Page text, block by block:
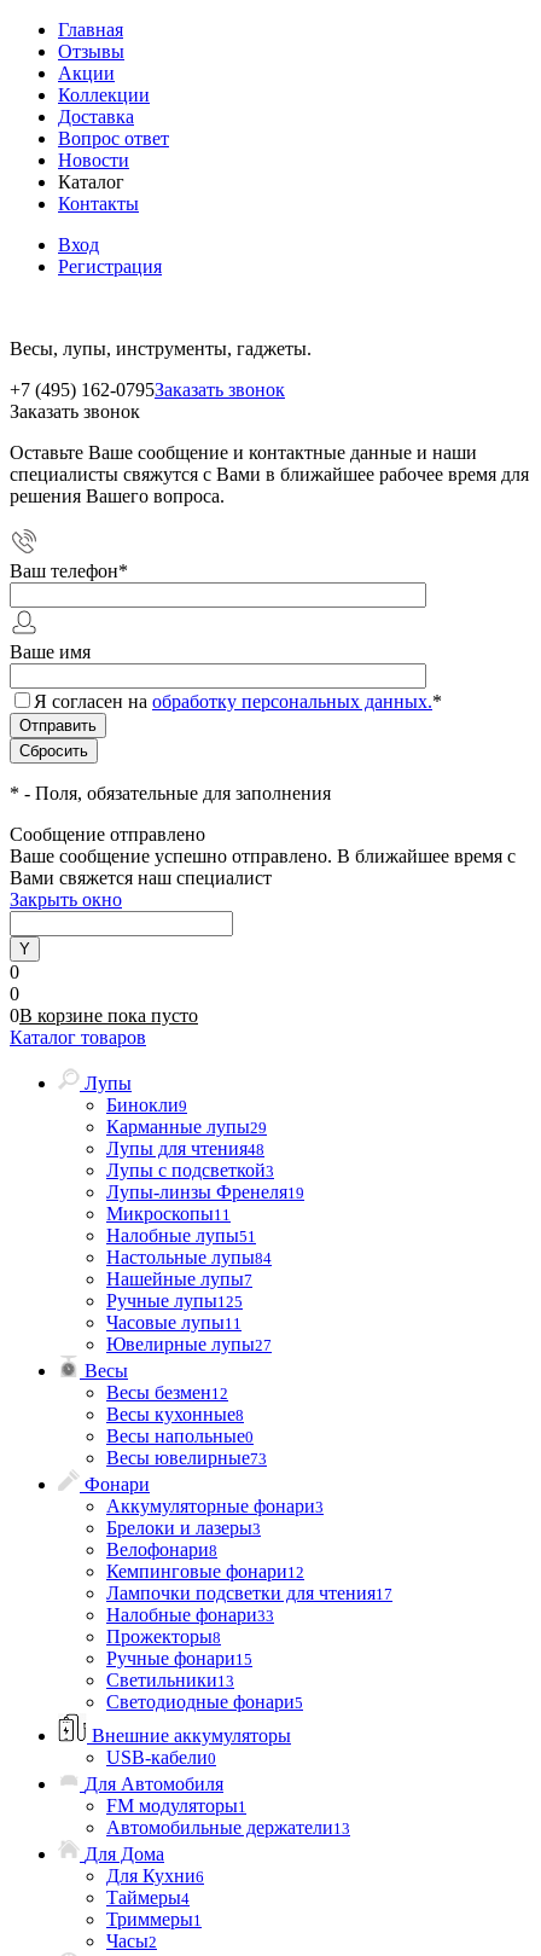
Главная
Отзывы
Акции
Коллекции
Доставка
Вопрос ответ
Новости
Каталог
Контакты
Вход
Регистрация
Весы, лупы, инструменты, гаджеты.
+7 (495) 162-0795Заказать звонок
Заказать звонок
Оставьте Ваше сообщение и контактные данные и наши
специалисты свяжутся с Вами в ближайшее рабочее время для
решения Вашего вопроса.
Ваш телефон*
Ваше имя
Я согласен на обработку персональных данных.*
* - Поля, обязательные для заполнения
Сообщение отправлено
Ваше сообщение успешно отправлено. В ближайшее время с
Вами свяжется наш специалист
Закрыть окно
0
0
0В корзине пока пусто
Каталог товаров
Лупы
Бинокли9
Карманные лупы29
Лупы для чтения48
Лупы с подсветкой3
Лупы-линзы Френеля19
Микроскопы11
Налобные лупы51
Настольные лупы84
Нашейные лупы7
Ручные лупы125
Часовые лупы11
Ювелирные лупы27
Весы
Весы безмен12
Весы кухонные8
Весы напольные0
Весы ювелирные73
Фонари
Аккумуляторные фонари3
Брелоки и лазеры3
Велофонари8
Кемпинговые фонари12
Лампочки подсветки для чтения17
Налобные фонари33
Прожекторы8
Ручные фонари15
Светильники13
Светодиодные фонари5
Внешние аккумуляторы
USB-кабели0
Для Автомобиля
FM модуляторы1
Автомобильные держатели13
Для Дома
Для Кухни6
Таймеры4
Триммеры1
Часы2